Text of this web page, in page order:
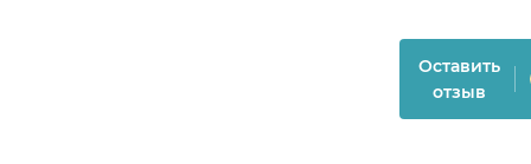
Оставить
отзыв